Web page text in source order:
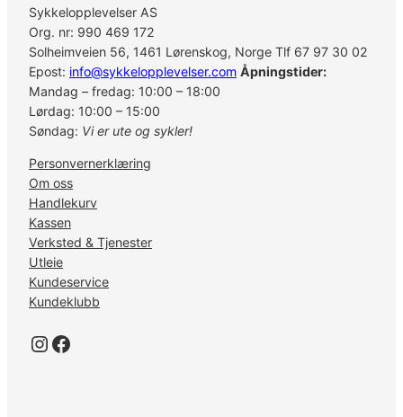
.
S
M
-
S
H
5
a
n
t
a
l
l
Sykkelopplevelser AS
Org. nr: 990 469 172
Solheimveien 56, 1461 Lørenskog, Norge Tlf 67 97 30 02
Epost: info@sykkelopplevelser.com Åpningstider:
Mandag – fredag: 10:00 – 18:00
Lørdag: 10:00 – 15:00
Søndag: Vi er ute og sykler!
Personvernerklæring
Om oss
Handlekurv
Kassen
Verksted & Tjenester
Utleie
Kundeservice
Kundeklubb
Instagram Facebook